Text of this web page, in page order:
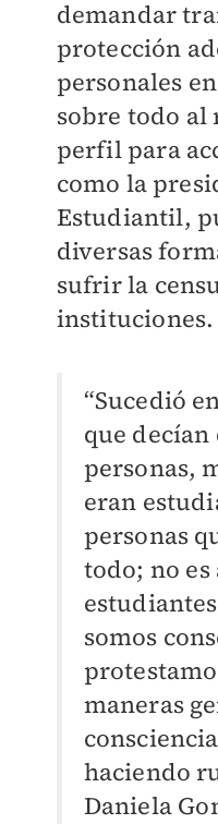
demandar
protección
personales
sobre todo al
perfil para
como la
Estudiantil,
diversas
sufrir la
instituciones.
“Sucedió
que decían
personas,
eran
personas
todo; no es
somos
maneras
haciendo
Daniela